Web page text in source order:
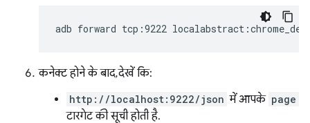
adb forward tcp:9222
कनेक्ट होने के बाद, देखें कि:
http://localhost:9222/json में आपके page
टारगेट की सूची होती है.